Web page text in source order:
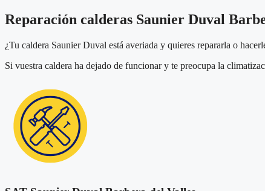
Reparación calderas Saunier Duval
¿Tu caldera Saunier Duval está averiada y quieres repararla o
Si vuestra caldera ha dejado de funcionar y te preocupa la